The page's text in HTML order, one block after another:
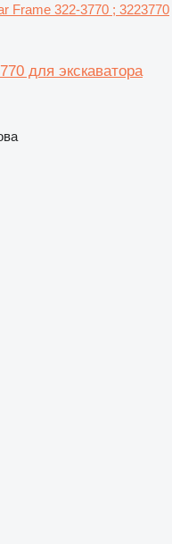
Frame 322-3770 ; 3223770
для экскаватора